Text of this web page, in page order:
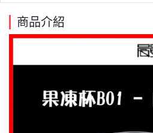
商品介紹